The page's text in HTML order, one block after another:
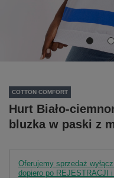
COTTON COMFORT
Hurt Biało-
bluzka w paski z
Oferujemy sprzedaż
dopiero po REJESTRACJI i